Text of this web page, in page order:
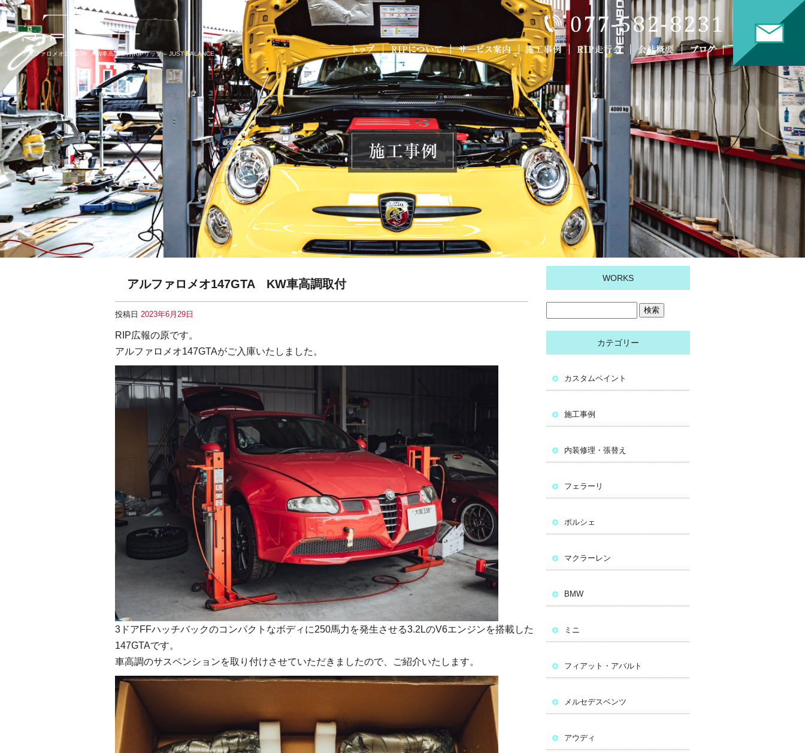
アルファロメオ147GTA KW車高調取付|RIPリップ – JUST BALANCE
アルファロメオ147GTA KW車高調取付
投稿日 2023年6月29日
RIP広報の原です。
アルファロメオ147GTAがご入庫いたしました。
3ドアFFハッチバックのコンパクトなボディに250馬力を発生させる3.2LのV6エンジンを搭載した
147GTAです。
車高調のサスペンションを取り付けさせていただきましたので、ご紹介いたします。
WORKS
カテゴリー
カスタムペイント
施工事例
内装修理・張替え
フェラーリ
ポルシェ
マクラーレン
BMW
ミニ
フィアット・アバルト
メルセデスベンツ
アウディ